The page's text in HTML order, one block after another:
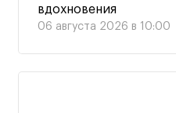
вдохновения
06 августа 2026 в 10:00